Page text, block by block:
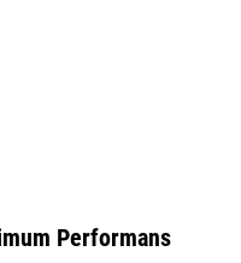
Performans